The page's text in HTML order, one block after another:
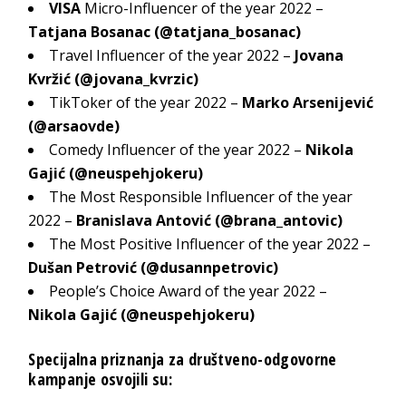
VISA Micro-Influencer of the year 2022 –
Tatjana Bosanac (@tatjana_bosanac)
Travel Influencer of the year 2022 – Jovana
Kvržić (@jovana_kvrzic)
TikToker of the year 2022 – Marko Arsenijević
(@arsaovde)
Comedy Influencer of the year 2022 – Nikola
Gajić (@neuspehjokeru)
The Most Responsible Influencer of the year
2022 – Branislava Antović (@brana_antovic)
The Most Positive Influencer of the year 2022 –
Dušan Petrović (@dusannpetrovic)
People’s Choice Award of the year 2022 –
Nikola Gajić (@neuspehjokeru)
Specijalna priznanja za društveno-odgovorne
kampanje osvojili su: